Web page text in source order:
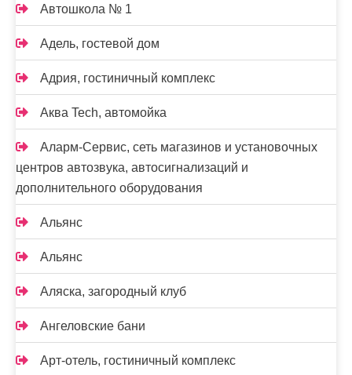
Автошкола № 1
Адель, гостевой дом
Адрия, гостиничный комплекс
Аква Tech, автомойка
Аларм-Сервис, сеть магазинов и установочных
центров автозвука, автосигнализаций и
дополнительного оборудования
Альянс
Альянс
Аляска, загородный клуб
Ангеловские бани
Арт-отель, гостиничный комплекс